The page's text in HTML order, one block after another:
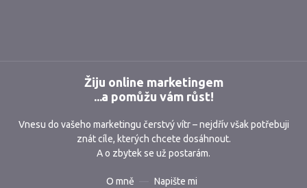
Žiju online marketingem
...a pomůžu vám růst!
Vnesu do vašeho marketingu čerstvý vítr – nejdřív však potřebuji
znát cíle, kterých chcete dosáhnout.
A o zbytek se už postarám.
O mně Napište mi